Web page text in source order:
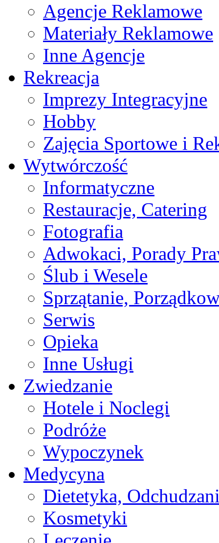
Agencje Reklamowe
Materiały Reklamowe
Inne Agencje
Rekreacja
Imprezy Integracyjne
Hobby
Zajęcia Sportowe i
Wytwórczość
Informatyczne
Restauracje, Catering
Fotografia
Adwokaci, Porady
Ślub i Wesele
Sprzątanie,
Serwis
Opieka
Inne Usługi
Zwiedzanie
Hotele i Noclegi
Podróże
Wypoczynek
Medycyna
Dietetyka,
Kosmetyki